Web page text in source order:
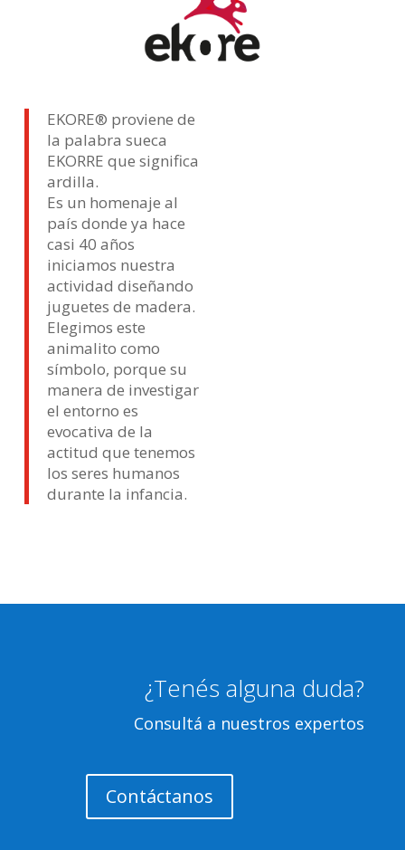
EKORE® proviene de
la palabra sueca
EKORRE que significa
ardilla.
Es un homenaje al
país donde ya hace
casi 40 años
iniciamos nuestra
actividad diseñando
juguetes de madera.
Elegimos este
animalito como
símbolo, porque su
manera de investigar
el entorno es
evocativa de la
actitud que tenemos
los seres humanos
durante la infancia.
¿Tenés alguna duda?
Consultá a nuestros expertos
Contáctanos